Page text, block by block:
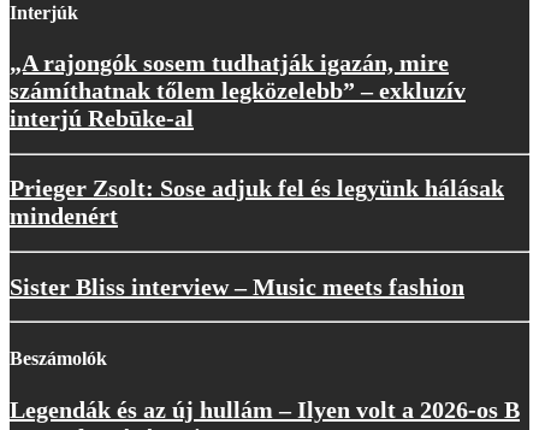
Interjúk
„A rajongók sosem tudhatják igazán, mire
számíthatnak tőlem legközelebb” – exkluzív
interjú Rebūke-al
Prieger Zsolt: Sose adjuk fel és legyünk hálásak
mindenért
Sister Bliss interview – Music meets fashion
Beszámolók
Legendák és az új hullám – Ilyen volt a 2026-os B